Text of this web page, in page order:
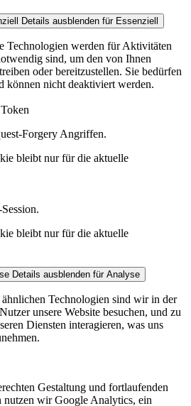
Details ausblenden für Essenziell
Technologien werden für Aktivitäten
sind, um den von Ihnen
oder bereitzustellen. Sie bedürfen
können nicht deaktiviert werden.
Forgery Angriffen.
bleibt nur für die aktuelle
bleibt nur für die aktuelle
Details ausblenden für Analyse
Technologien sind wir in der
unsere Website besuchen, und zu
Diensten interagieren, was uns
Gestaltung und fortlaufenden
nutzen wir Google Analytics, ein